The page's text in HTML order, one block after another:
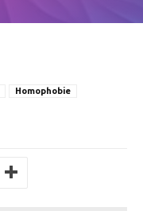
Homophobie